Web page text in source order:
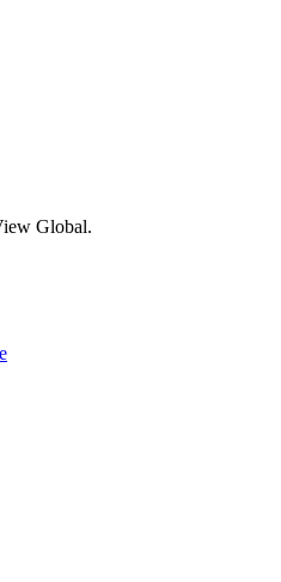
Global.